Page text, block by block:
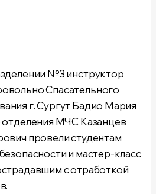
№3инструктор
Спасательного
г. СургутБадио Мария
отделения МЧСКазанцев
провели студентам
и мастер-класс
с отработкой